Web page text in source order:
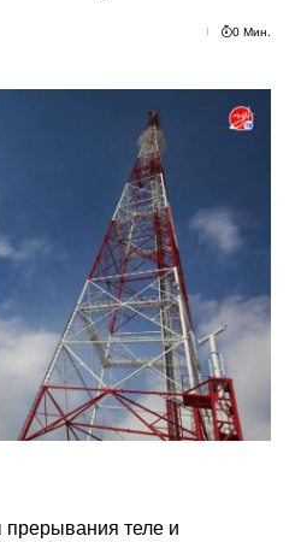
0 Мин.
теле и